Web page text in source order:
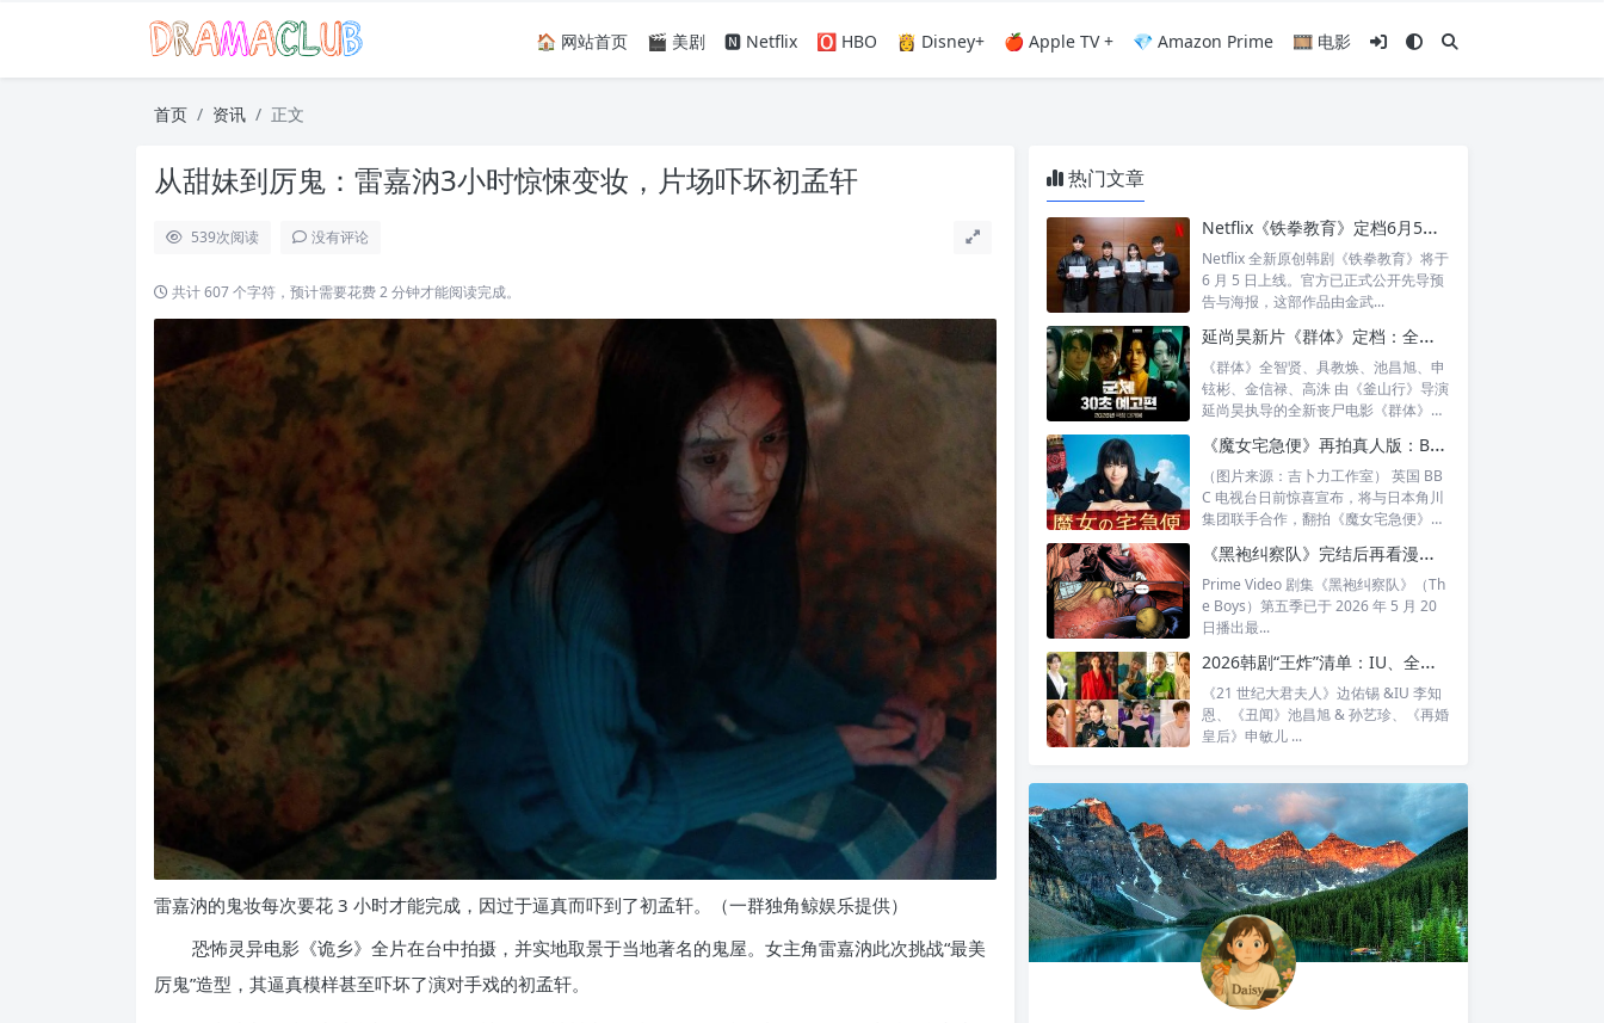
🏠 网站首页 🎬 美剧 🅽 Netflix 🅾️ HBO 👸 Disney+ 🍎 Apple TV + 💎 Amazon Prime 🎞️ 电影
首页 资讯 正文
从甜妹到厉鬼：雷嘉汭3小时惊悚变妆，片场吓坏初孟轩
539次阅读 没有评论
共计 607 个字符，预计需要花费 2 分钟才能阅读完成。
雷嘉汭的鬼妆每次要花 3 小时才能完成，因过于逼真而吓到了初孟轩。（一群独角鲸娱乐提供）
恐怖灵异电影《诡乡》全片在台中拍摄，并实地取景于当地著名的鬼屋。女主角雷嘉汭此次挑战“最美
厉鬼”造型，其逼真模样甚至吓坏了演对手戏的初孟轩。
热门文章
Netflix《铁拳教育》定档6月5日：金武烈、李星民集结出击，这次要用铁腕重整失控校园
Netflix 全新原创韩剧《铁拳教育》将于
6 月 5 日上线。官方已正式公开先导预
告与海报，这部作品由金武...
延尚昊新片《群体》定档：全智贤时隔11年回归大银幕，池昌旭、具教焕联手闯丧尸危机
《群体》全智贤、具教焕、池昌旭、申
铉彬、金信禄、高洙 由《釜山行》导演
延尚昊执导的全新丧尸电影《群体》正
《魔女宅急便》再拍真人版：BBC 联手角川打造“英国版”剧集
（图片来源：吉卜力工作室） 英国 BB
C 电视台日前惊喜宣布，将与日本角川
集团联手合作，翻拍《魔女宅急便》的
《黑袍纠察队》完结后再看漫画结局：护国超人之死，比剧版残酷得多
Prime Video 剧集《黑袍纠察队》（Th
e Boys）第五季已于 2026 年 5 月 20
日播出最...
2026韩剧“王炸”清单：IU、全智贤、宋慧乔领衔回归，30对神仙CP谁最让你心动？
《21 世纪大君夫人》边佑锡 &IU 李知
恩、《丑闻》池昌旭 & 孙艺珍、《再婚
皇后》申敏儿 ...